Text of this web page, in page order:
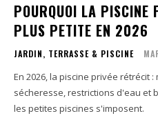
POURQUOI LA PISCINE
PLUS PETITE EN 2026
JARDIN, TERRASSE & PISCINE
En 2026, la piscine privée rétrécit :
sécheresse, restrictions d'eau et
les petites piscines s'imposent.